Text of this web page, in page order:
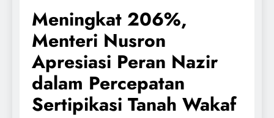
Meningkat 206%,
Menteri Nusron
Apresiasi Peran Nazir
dalam Percepatan
Sertipikasi Tanah Wakaf